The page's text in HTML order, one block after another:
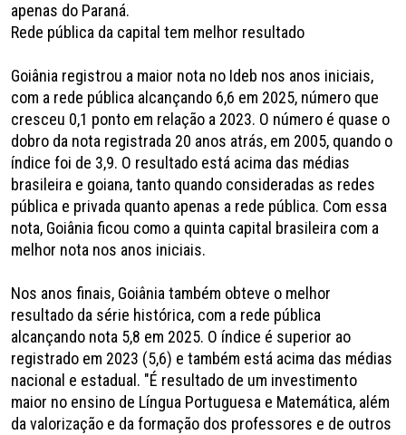
apenas do Paraná.
Rede pública da capital tem melhor resultado
Goiânia registrou a maior nota no Ideb nos anos iniciais,
com a rede pública alcançando 6,6 em 2025, número que
cresceu 0,1 ponto em relação a 2023. O número é quase o
dobro da nota registrada 20 anos atrás, em 2005, quando o
índice foi de 3,9. O resultado está acima das médias
brasileira e goiana, tanto quando consideradas as redes
pública e privada quanto apenas a rede pública. Com essa
nota, Goiânia ficou como a quinta capital brasileira com a
melhor nota nos anos iniciais.
Nos anos finais, Goiânia também obteve o melhor
resultado da série histórica, com a rede pública
alcançando nota 5,8 em 2025. O índice é superior ao
registrado em 2023 (5,6) e também está acima das médias
nacional e estadual. "É resultado de um investimento
maior no ensino de Língua Portuguesa e Matemática, além
da valorização e da formação dos professores e de outros